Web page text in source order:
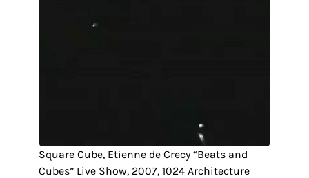
Square Cube, Etienne de Crecy “Beats and
Cubes” Live Show, 2007, 1024 Architecture